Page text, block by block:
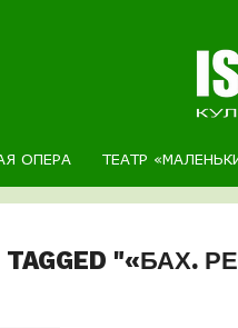
ОПЕРА ТЕАТР
TAGGED